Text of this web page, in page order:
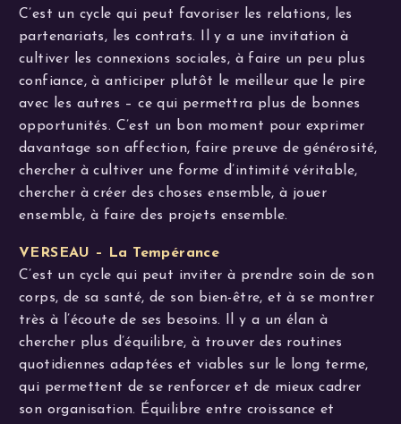
C’est un cycle qui peut favoriser les relations, les
partenariats, les contrats. Il y a une invitation à
cultiver les connexions sociales, à faire un peu plus
confiance, à anticiper plutôt le meilleur que le pire
avec les autres – ce qui permettra plus de bonnes
opportunités. C’est un bon moment pour exprimer
davantage son affection, faire preuve de générosité,
chercher à cultiver une forme d’intimité véritable,
chercher à créer des choses ensemble, à jouer
ensemble, à faire des projets ensemble.
VERSEAU – La Tempérance
C’est un cycle qui peut inviter à prendre soin de son
corps, de sa santé, de son bien-être, et à se montrer
très à l’écoute de ses besoins. Il y a un élan à
chercher plus d’équilibre, à trouver des routines
quotidiennes adaptées et viables sur le long terme,
qui permettent de se renforcer et de mieux cadrer
son organisation. Équilibre entre croissance et